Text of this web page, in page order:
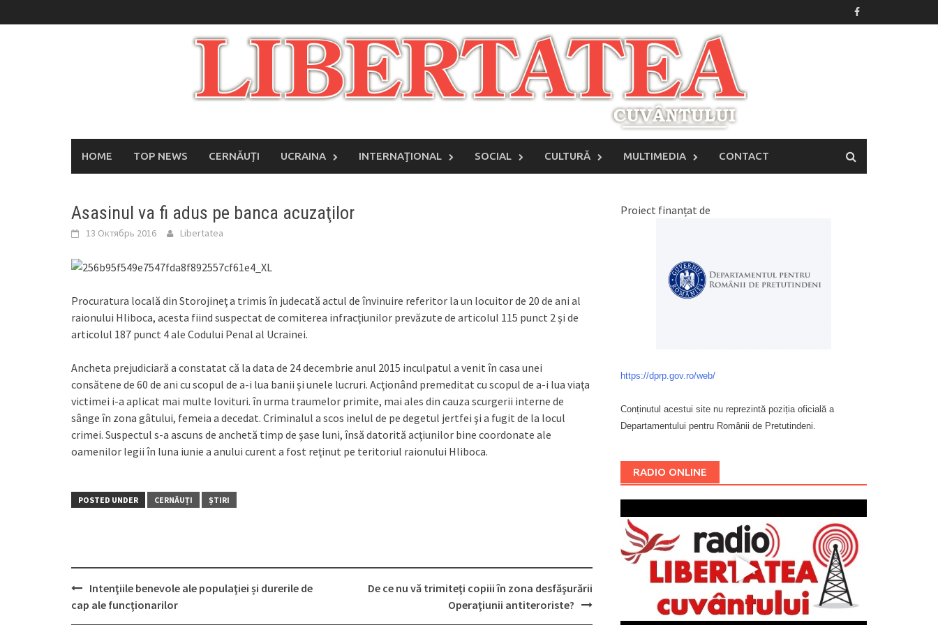
to
HOME TOP NEWS CERNĂUȚI UCRAINA INTERNAŢIONAL SOCIAL CULTURĂ MULTIMEDIA CONTACT
Asasinul va fi adus pe banca acuzaţilor
13 Октябрь 2016 Libertatea
Procuratura locală din Storojineţ a trimis în judecată actul de învinuire referitor la un locuitor de 20 de ani al
raionului Hliboca, acesta fiind suspectat de comiterea infracţiunilor prevăzute de articolul 115 punct 2 şi de
articolul 187 punct 4 ale Codului Penal al Ucrainei.
Ancheta prejudiciară a constatat că la data de 24 decembrie anul 2015 inculpatul a venit în casa unei
consătene de 60 de ani cu scopul de a-i lua banii şi unele lucruri. Acţionând premeditat cu scopul de a-i lua viaţa
victimei i-a aplicat mai multe lovituri. în urma traumelor primite, mai ales din cauza scurgerii interne de
sânge în zona gâtului, femeia a decedat. Criminalul a scos inelul de pe degetul jertfei şi a fugit de la locul
crimei. Suspectul s-a ascuns de anchetă timp de şase luni, însă datorită acţiunilor bine coordonate ale
oamenilor legii în luna iunie a anului curent a fost reţinut pe teritoriul raionului Hliboca.
POSTED UNDER CERNĂUȚI ȘTIRI
Post
Intenţiile benevole ale populaţiei și durerile de
cap ale funcţionarilor
De ce nu vă trimiteţi copiii în zona desfăşurării
Operaţiunii antiteroriste?
Proiect finanțat de
https://dprp.gov.ro/web/
Conținutul acestui site nu reprezintă poziția oficială a
Departamentului pentru Românii de Pretutindeni.
RADIO ONLINE